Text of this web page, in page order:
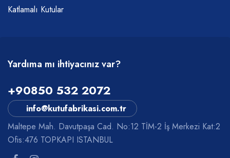
Katlamalı Kutular
Yardıma mı ihtiyacınız var?
+90850 532 2072
info@kutufabrikasi.com.tr
Maltepe Mah. Davutpaşa Cad. No:12 TİM-2 İş Merkezi Kat:2
Ofis:476 TOPKAPI ISTANBUL